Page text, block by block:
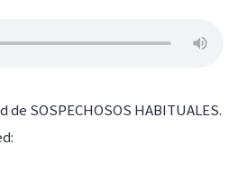
de SOSPECHOSOS HABITUALES.